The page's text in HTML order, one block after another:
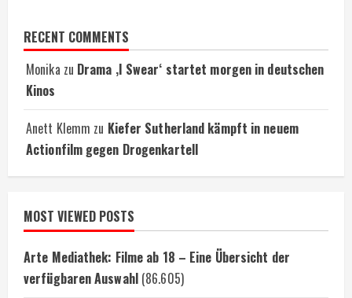
RECENT COMMENTS
Monika zu Drama ‚I Swear‘ startet morgen in deutschen
Kinos
Anett Klemm zu Kiefer Sutherland kämpft in neuem
Actionfilm gegen Drogenkartell
MOST VIEWED POSTS
Arte Mediathek: Filme ab 18 – Eine Übersicht der
verfügbaren Auswahl (86.605)